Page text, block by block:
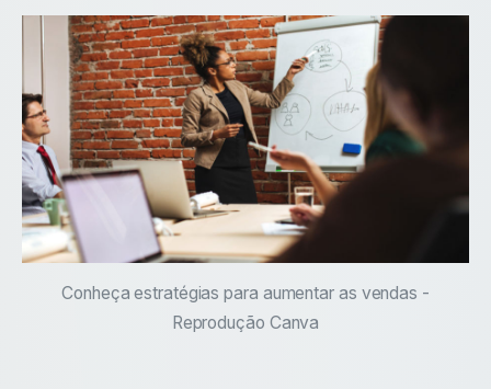
Conheça estratégias para aumentar as vendas -
Reprodução Canva